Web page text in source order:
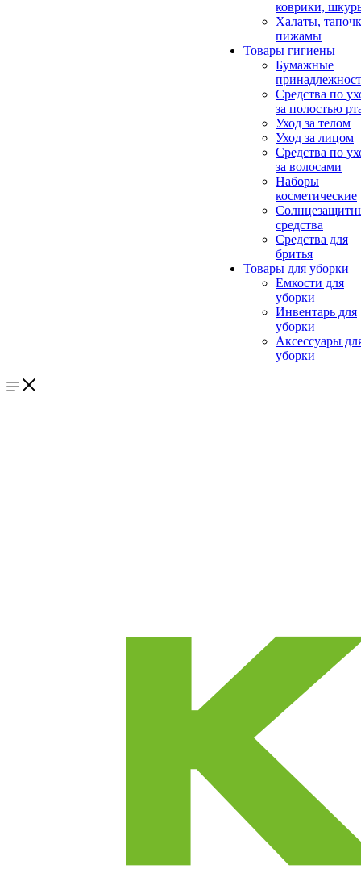
коврики,
Халаты,
пижамы
Товары гигиены
Бумажные
Средства по
за полостью
Уход за телом
Уход за лицом
Средства по
за волосами
Наборы
косметические
средства
Средства для
бритья
Товары для уборки
Емкости для
уборки
Инвентарь для
уборки
Аксессуары
уборки